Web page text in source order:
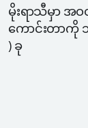
မိုးရာသီမှာ
ကောင်းတာကို
) ခု